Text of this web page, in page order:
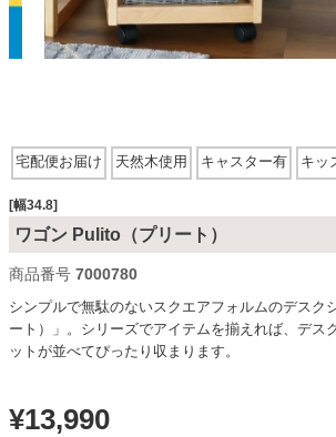
ソファ
椅子・チェア
食器棚・キッチン収納
宅配便お届け 天然木使用 キャスター有 キッ
[幅34.8]
ワゴン Pulito（プリート）
商品番号 7000780
シンプルで無駄のないスクエアフォルムのデスク
ート）」。シリーズでアイテムを揃えれば、デス
ットが並べてぴったり収まります。
¥13,990